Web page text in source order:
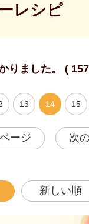
レシピ
りました。 (
ージ
13 14 15
次
新しい順